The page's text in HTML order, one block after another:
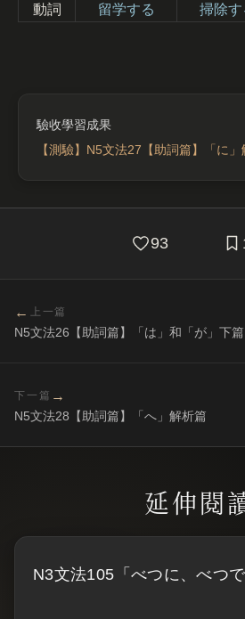
動詞
留学する 掃除す
【測驗】N5文法27【助詞篇】「に」
93
← 上一篇
N5文法26【助詞篇】「は」和「が」下篇
下一篇 →
N5文法28【助詞篇】「へ」解析篇
N3文法105「べつに、べつ